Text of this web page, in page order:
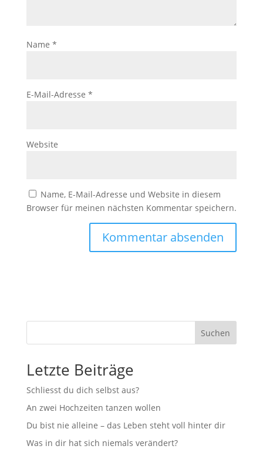
Name *
E-Mail-Adresse *
Website
Name, E-Mail-Adresse und Website in diesem
Browser für meinen nächsten Kommentar speichern.
Suchen
Letzte Beiträge
Schliesst du dich selbst aus?
An zwei Hochzeiten tanzen wollen
Du bist nie alleine – das Leben steht voll hinter dir
Was in dir hat sich niemals verändert?